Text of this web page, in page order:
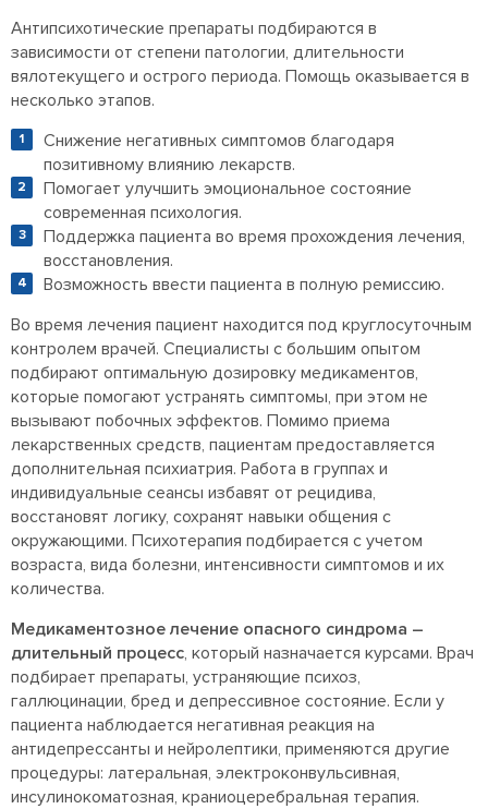
Антипсихотические препараты подбираются в
зависимости от степени патологии, длительности
вялотекущего и острого периода. Помощь оказывается в
несколько этапов.
Снижение негативных симптомов благодаря
позитивному влиянию лекарств.
Помогает улучшить эмоциональное состояние
современная психология.
Поддержка пациента во время прохождения лечения,
восстановления.
Возможность ввести пациента в полную ремиссию.
Во время лечения пациент находится под круглосуточным
контролем врачей. Специалисты с большим опытом
подбирают оптимальную дозировку медикаментов,
которые помогают устранять симптомы, при этом не
вызывают побочных эффектов. Помимо приема
лекарственных средств, пациентам предоставляется
дополнительная психиатрия. Работа в группах и
индивидуальные сеансы избавят от рецидива,
восстановят логику, сохранят навыки общения с
окружающими. Психотерапия подбирается с учетом
возраста, вида болезни, интенсивности симптомов и их
количества.
Медикаментозное лечение опасного синдрома –
длительный процесс, который назначается курсами. Врач
подбирает препараты, устраняющие психоз,
галлюцинации, бред и депрессивное состояние. Если у
пациента наблюдается негативная реакция на
антидепрессанты и нейролептики, применяются другие
процедуры: латеральная, электроконвульсивная,
инсулинокоматозная, краниоцеребральная терапия.